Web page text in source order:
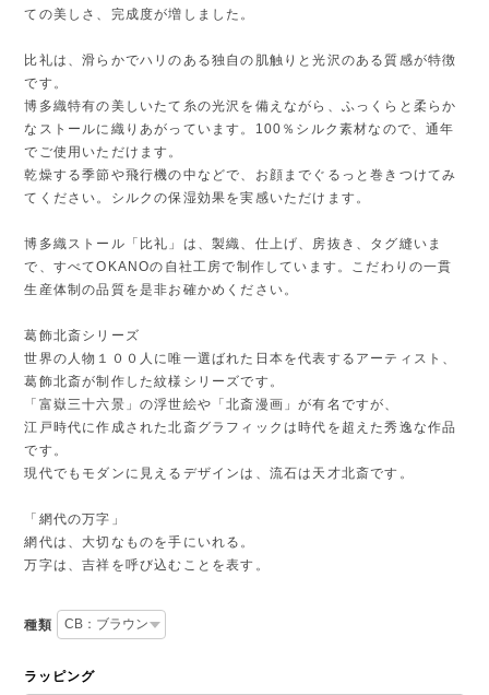
ての美しさ、完成度が増しました。
比礼は、滑らかでハリのある独自の肌触りと光沢のある質感が特徴
です。
博多織特有の美しいたて糸の光沢を備えながら、ふっくらと柔らか
なストールに織りあがっています。100％シルク素材なので、通年
でご使用いただけます。
乾燥する季節や飛行機の中などで、お顔までぐるっと巻きつけてみ
てください。シルクの保湿効果を実感いただけます。
博多織ストール「比礼」は、製織、仕上げ、房抜き、タグ縫いま
で、すべてOKANOの自社工房で制作しています。こだわりの一貫
生産体制の品質を是非お確かめください。
葛飾北斎シリーズ
世界の人物１００人に唯一選ばれた日本を代表するアーティスト、
葛飾北斎が制作した紋様シリーズです。
「富嶽三十六景」の浮世絵や「北斎漫画」が有名ですが、
江戸時代に作成された北斎グラフィックは時代を超えた秀逸な作品
です。
現代でもモダンに見えるデザインは、流石は天才北斎です。
「網代の万字」
網代は、大切なものを手にいれる。
万字は、吉祥を呼び込むことを表す。
種類
ラッピング